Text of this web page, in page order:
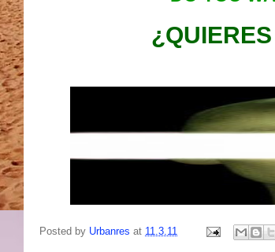
Posted by Urbanres at 11.3.11